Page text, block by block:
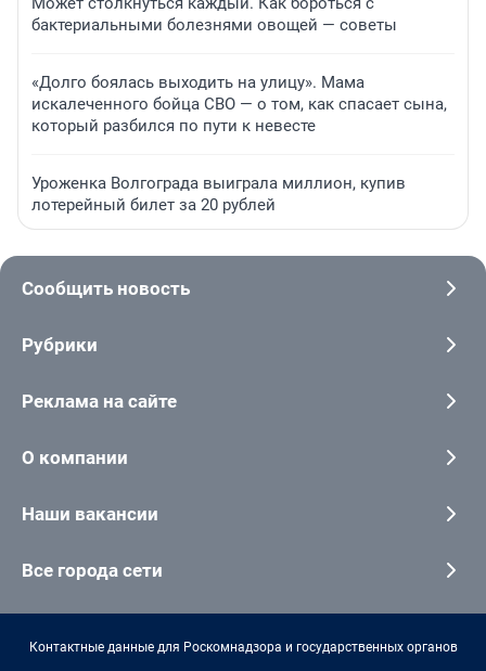
бактериальными болезнями овощей — советы
«Долго боялась выходить на улицу». Мама
искалеченного бойца СВО — о том, как спасает сына,
который разбился по пути к невесте
Уроженка Волгограда выиграла миллион, купив
лотерейный билет за 20 рублей
Сообщить новость
Рубрики
Реклама на сайте
О компании
Наши вакансии
Все города сети
Контактные данные для Роскомнадзора и государственных органов